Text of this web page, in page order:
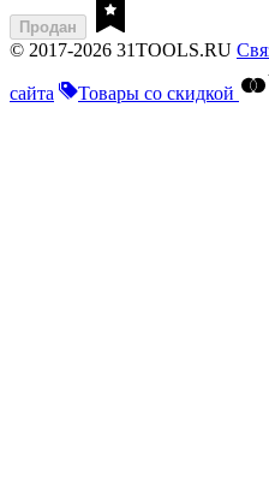
Продан
© 2017-2026 31TOOLS.RU
сайта Товары со скидкой